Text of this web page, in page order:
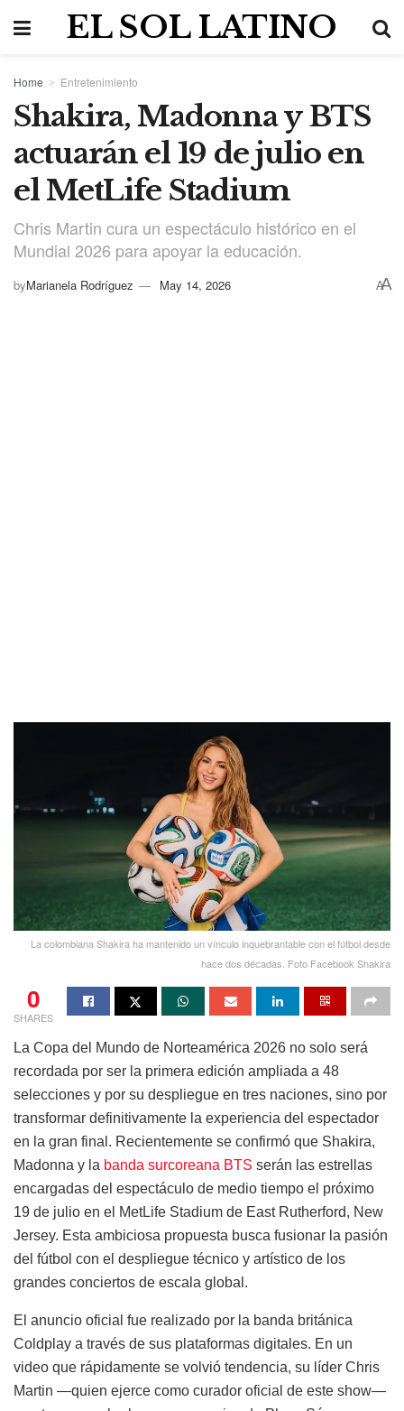
EL SOL LATINO
Home Entretenimiento
Shakira, Madonna y BTS
actuarán el 19 de julio en
el MetLife Stadium
Chris Martin cura un espectáculo histórico en el
Mundial 2026 para apoyar la educación.
byMarianela Rodríguez May 14, 2026 AA
La colombiana Shakira ha mantenido un vínculo inquebrantable con el fútbol desde
hace dos décadas. Foto Facebook Shakira
0
SHARES
La Copa del Mundo de Norteamérica 2026 no solo será
recordada por ser la primera edición ampliada a 48
selecciones y por su despliegue en tres naciones, sino por
transformar definitivamente la experiencia del espectador
en la gran final. Recientemente se confirmó que Shakira,
Madonna y la banda surcoreana BTS serán las estrellas
encargadas del espectáculo de medio tiempo el próximo
19 de julio en el MetLife Stadium de East Rutherford, New
Jersey. Esta ambiciosa propuesta busca fusionar la pasión
del fútbol con el despliegue técnico y artístico de los
grandes conciertos de escala global.
El anuncio oficial fue realizado por la banda británica
Coldplay a través de sus plataformas digitales. En un
video que rápidamente se volvió tendencia, su líder Chris
Martin —quien ejerce como curador oficial de este show—